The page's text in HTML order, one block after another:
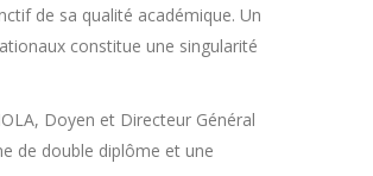
de sa qualité académique. Un
constitue une singularité
Doyen et Directeur Général
de double diplôme et une